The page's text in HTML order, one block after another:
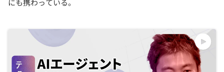
にも携わっている。